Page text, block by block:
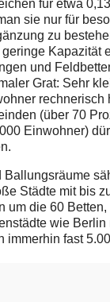
für etwa
sie nur für
zu
Kapazität
und
Grat: Sehr
rechnerisch
(über 70
Einwohner)
Ballungsräume
Städte mit bis
um die 60
wie Berlin
immerhin fast